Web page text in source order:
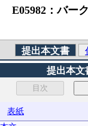
E05982：バー
提出本文書
提出本文